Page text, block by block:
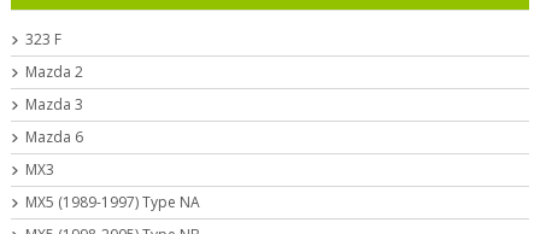
323 F
Mazda 2
Mazda 3
Mazda 6
MX3
MX5 (1989-1997) Type NA